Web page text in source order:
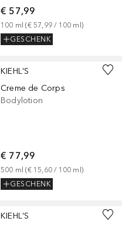
€ 57,99
100 ml (€ 57,99 / 100 ml)
GESCHENK
KIEHL’S
Creme de Corps
Bodylotion
€ 77,99
500 ml (€ 15,60 / 100 ml)
GESCHENK
KIEHL’S